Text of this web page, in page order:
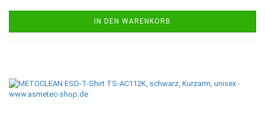
IN DEN WARENKORB